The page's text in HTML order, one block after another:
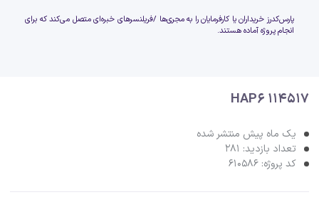
پارس‌کدرز خریداران یا کارفرمایان را به مجری‌ها /فریلنسرهای خبره‌ای متصل می‌کند که برای
انجام پروژه آماده هستند.
HAP6 114517
یک ماه پیش منتشر شده
تعداد بازدید: 281
کد پروژه: 610586